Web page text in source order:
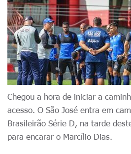
Chegou a hora de iniciar a
acesso. O São José entra em
Brasileirão Série D, na tarde
para encarar o Marcílio Dias.